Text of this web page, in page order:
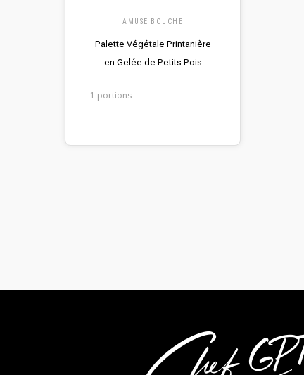
AMUSE BOUCHE
Palette Végétale Printanière
en Gelée de Petits Pois
1 portions